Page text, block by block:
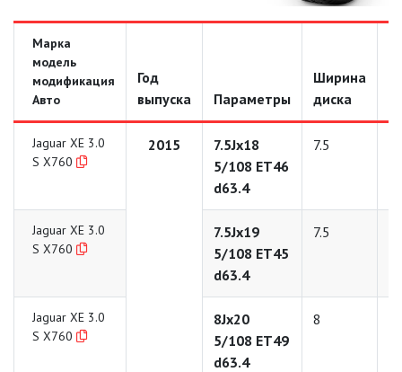
Марка
модель
модификация
Авто
Год
выпуска
Параметры
Ширина
диска
Jaguar XE 3.0
S X760
2015
7.5Jx18
5/108 ET46
d63.4
7.5
Jaguar XE 3.0
S X760
7.5Jx19
5/108 ET45
d63.4
7.5
Jaguar XE 3.0
S X760
8Jx20
5/108 ET49
d63.4
8